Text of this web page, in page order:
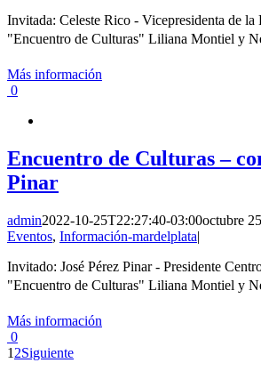
Invitada: Celeste Rico - Vicepresidenta de la
"Encuentro de Culturas" Liliana Montiel y
Más información
0
Encuentro de Culturas –
Pinar
admin2022-10-25T22:27:40-03:00octubre
Eventos, Información-mardelplata|
Invitado: José Pérez Pinar - Presidente
"Encuentro de Culturas" Liliana Montiel y
Más información
0
1 2Siguiente